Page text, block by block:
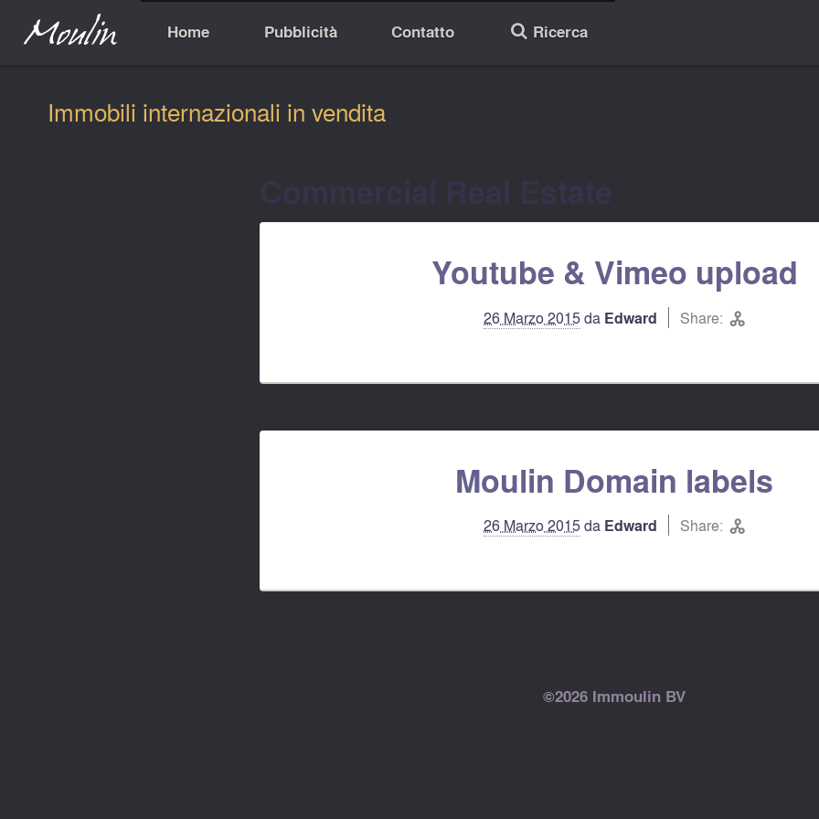
Home Pubblicità Contatto 🔎 Ricerca
Immobili internazionali in vendita
Youtube & Vimeo upload
26 Marzo 2015da Edward Share: 
Moulin Domain labels
26 Marzo 2015da Edward Share: 
©2026 Immoulin BV